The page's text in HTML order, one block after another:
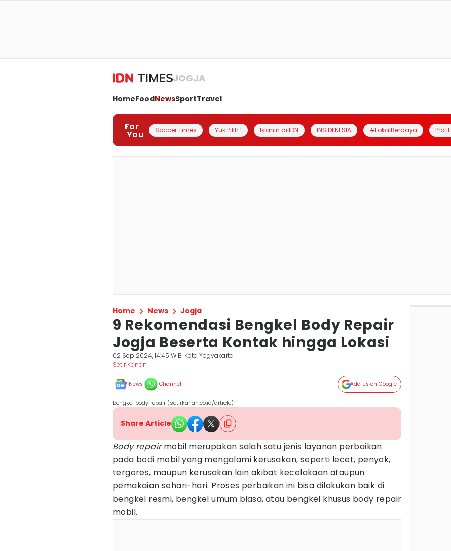
JOGJA
HomeFoodNewsSportTravel
For
You Soccer Times Yuk Pilih ! Iklanin di IDN INSIDENESIA #LokalBerdaya
Home News Jogja
9 Rekomendasi Bengkel Body Repair
Jogja Beserta Kontak hingga Lokasi
02 Sep 2024, 14:45 WIB Kota Yogyakarta
Setir Kanan
News Channel Add Us on Google
bengkel body repair (setirkanan.co.id/article)
Share Article
Body repairmobil merupakan salah satu jenis layanan perbaikan
pada bodi mobil yang mengalami kerusakan, seperti lecet, penyok,
tergores, maupun kerusakan lain akibat kecelakaan ataupun
pemakaian sehari-hari. Proses perbaikan ini bisa dilakukan baik di
bengkel resmi, bengkel umum biasa, atau bengkel khusus body repair
mobil.